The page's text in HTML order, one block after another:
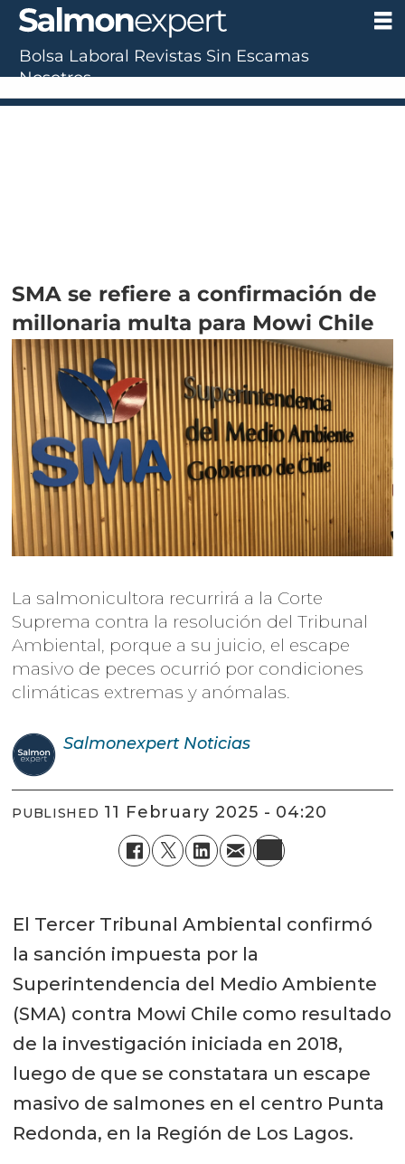
SMA se refiere a confirmación de
millonaria multa para Mowi Chile
La salmonicultora recurrirá a la Corte
Suprema contra la resolución del Tribunal
Ambiental, porque a su juicio, el escape
masivo de peces ocurrió por condiciones
climáticas extremas y anómalas.
Salmonexpert Noticias
PUBLISHED 11 February 2025 - 04:20
El Tercer Tribunal Ambiental confirmó
la sanción impuesta por la
Superintendencia del Medio Ambiente
(SMA) contra Mowi Chile como resultado
de la investigación iniciada en 2018,
luego de que se constatara un escape
masivo de salmones en el centro Punta
Redonda, en la Región de Los Lagos.
Bolsa Laboral Revistas Sin Escamas
Nosotros